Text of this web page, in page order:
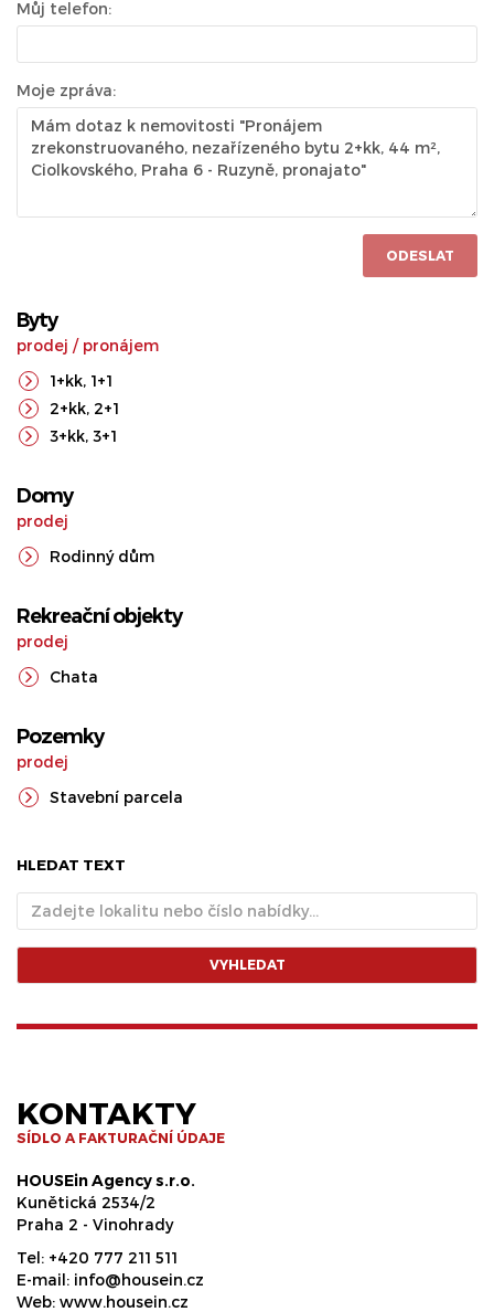
Můj telefon:
Moje zpráva:
ODESLAT
Byty
prodej / pronájem
1+kk, 1+1
2+kk, 2+1
3+kk, 3+1
Domy
prodej
Rodinný dům
Rekreační objekty
prodej
Chata
Pozemky
prodej
Stavební parcela
HLEDAT TEXT
VYHLEDAT
KONTAKTY
SÍDLO A FAKTURAČNÍ ÚDAJE
HOUSEin Agency s.r.o.
Kunětická 2534/2
Praha 2 - Vinohrady
Tel: +420 777 211 511
E-mail: info@housein.cz
Web: www.housein.cz